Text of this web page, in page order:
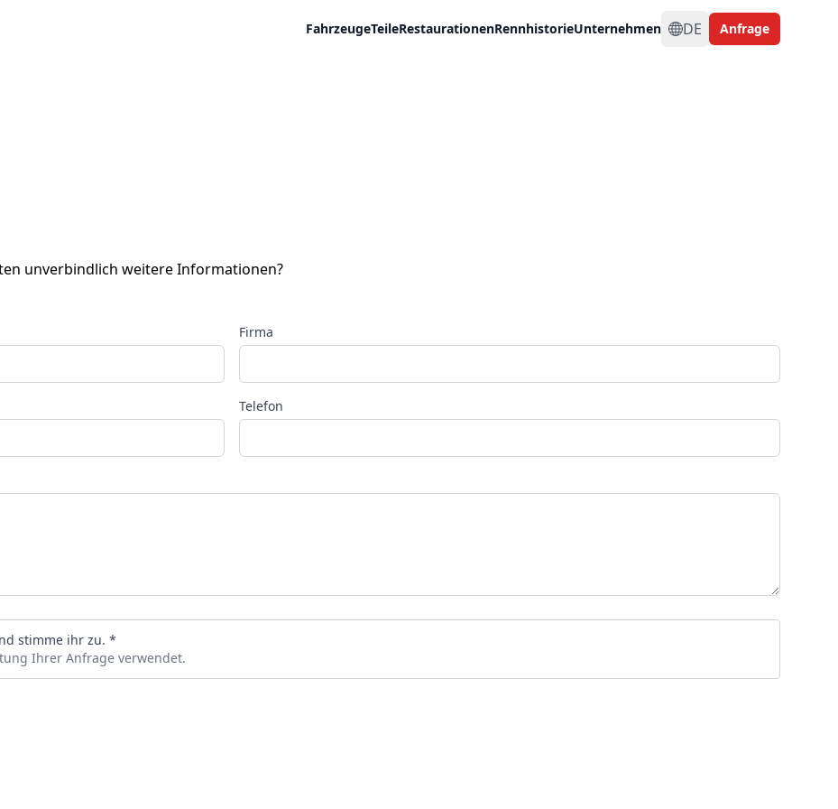
FahrzeugeTeileRestaurationenRennhistorieUnternehmen DE Anfrage
unverbindlich weitere Informationen?
Firma
Telefon
stimme ihr zu. *
Ihrer Anfrage verwendet.